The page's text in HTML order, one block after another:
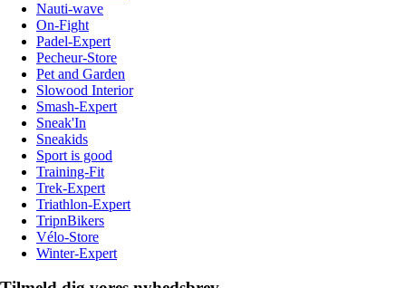
Nauti-wave
On-Fight
Padel-Expert
Pecheur-Store
Pet and Garden
Slowood Interior
Smash-Expert
Sneak'In
Sneakids
Sport is good
Training-Fit
Trek-Expert
Triathlon-Expert
TripnBikers
Vélo-Store
Winter-Expert